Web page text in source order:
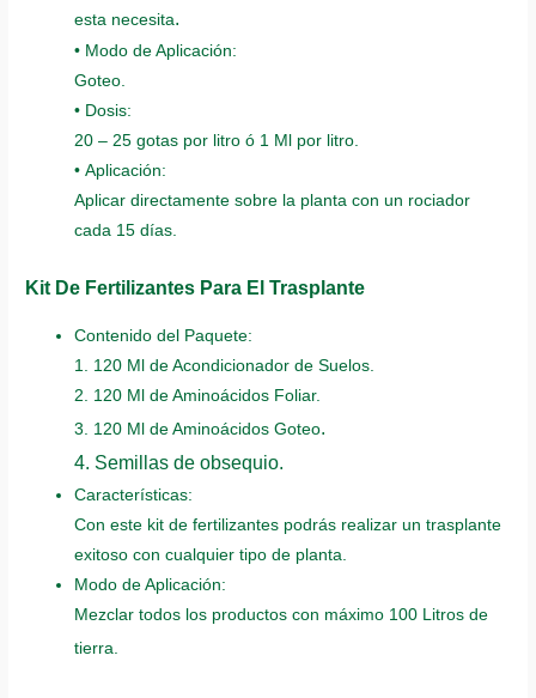
esta necesita.
• Modo de Aplicación:
Goteo.
• Dosis:
20 – 25 gotas por litro ó 1 Ml por litro.
• Aplicación:
Aplicar directamente sobre la planta con un rociador
cada 15 días.
Kit De Fertilizantes Para El Trasplante
Contenido del Paquete:
1. 120 Ml de Acondicionador de Suelos.
2. 120 Ml de Aminoácidos Foliar.
3. 120 Ml de Aminoácidos Goteo.
4. Semillas de obsequio.
Características:
Con este kit de fertilizantes podrás realizar un trasplante
exitoso con cualquier tipo de planta.
Modo de Aplicación:
Mezclar todos los productos con máximo 100 Litros de
tierra.